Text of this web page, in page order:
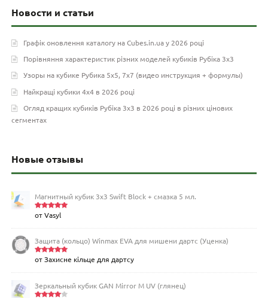
Новости и статьи
Графік оновлення каталогу на Cubes.in.ua у 2026 році
Порівняння характеристик різних моделей кубиків Рубіка 3х3
Узоры на кубике Рубика 5х5, 7х7 (видео инструкция + формулы)
Найкращі кубики 4х4 в 2026 році
Огляд кращих кубиків Рубіка 3х3 в 2026 році в різних цінових
сегментах
Новые отзывы
Магнитный кубик 3х3 Swift Block + смазка 5 мл.
Оценка
от Vasyl
Защита (кольцо) Winmax EVA для мишени дартс (Уценка)
Оценка5
от Захисне кільце для дартсу
Зеркальный кубик GAN Mirror M UV (глянец)